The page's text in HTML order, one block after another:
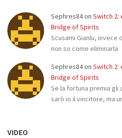
Sephres84on Switch 2:
Bridge of Spirits
Scusami Gianlu,
non so come eliminarla
Sephres84on Switch 2:
Bridge of Spirits
Se la fortuna premia gli
sarò io il vincitore, ma
VIDEO